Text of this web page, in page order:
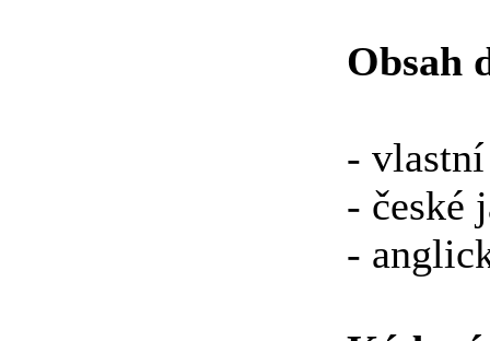
Obsah
-
- české
-